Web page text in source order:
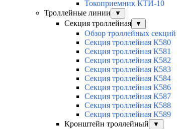
Токоприемник КТИ-10
Троллейные линии
▼
Секция троллейная ▼
Обзор троллейных секций
Секция троллейная К580
Секция троллейная К581
Секция троллейная К582
Секция троллейная К583
Секция троллейная К584
Секция троллейная К586
Секция троллейная К587
Секция троллейная К588
Секция троллейная К589
Кронштейн троллейный
▼